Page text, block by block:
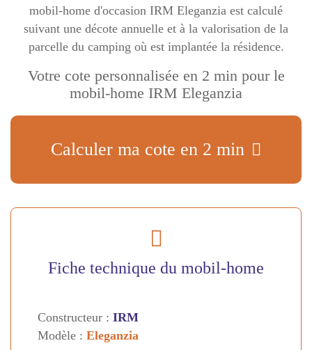
mobil-home d'occasion IRM Eleganzia est calculé
suivant une décote annuelle et à la valorisation de la
parcelle du camping où est implantée la résidence.
Votre cote personnalisée en 2 min pour le
mobil-home IRM Eleganzia
Calculer ma cote en 2 min
Fiche technique du mobil-home
Constructeur : IRM
Modèle : Eleganzia